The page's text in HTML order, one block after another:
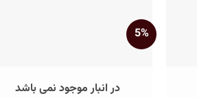
5%
در انبار موجود نمی باشد